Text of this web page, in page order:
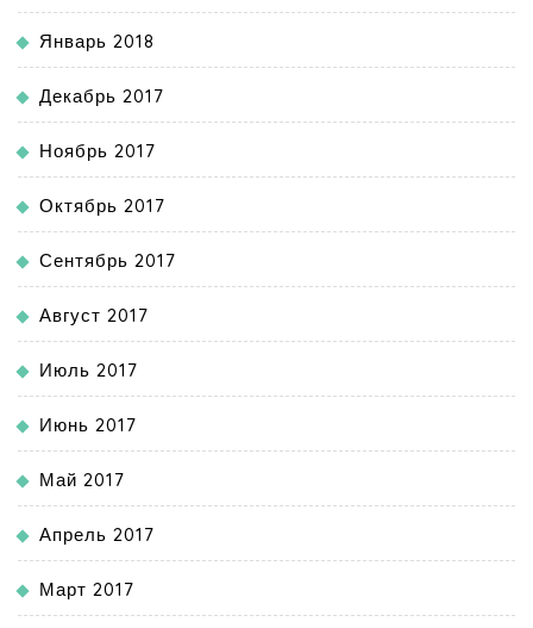
Январь 2018
Декабрь 2017
Ноябрь 2017
Октябрь 2017
Сентябрь 2017
Август 2017
Июль 2017
Июнь 2017
Май 2017
Апрель 2017
Март 2017